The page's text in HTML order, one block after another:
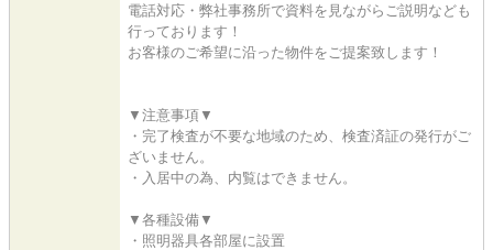
電話対応・弊社事務所で資料を見ながらご説明なども
行っております！
お客様のご希望に沿った物件をご提案致します！
▼注意事項▼
・完了検査が不要な地域のため、検査済証の発行がご
ざいません。
・入居中の為、内覧はできません。
▼各種設備▼
・照明器具各部屋に設置